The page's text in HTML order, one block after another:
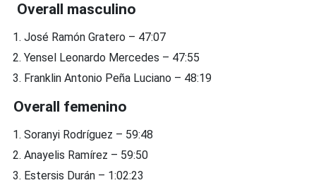
Overall masculino
José Ramón Gratero – 47:07
Yensel Leonardo Mercedes – 47:55
Franklin Antonio Peña Luciano – 48:19
Overall femenino
Soranyi Rodríguez – 59:48
Anayelis Ramírez – 59:50
Estersis Durán – 1:02:23